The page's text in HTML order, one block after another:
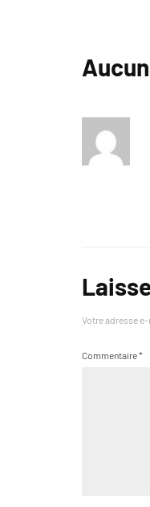
Votre adresse
Commentaire*